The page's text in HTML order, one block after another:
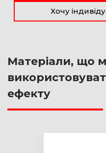
Хочу
Матеріали, що
ефекту